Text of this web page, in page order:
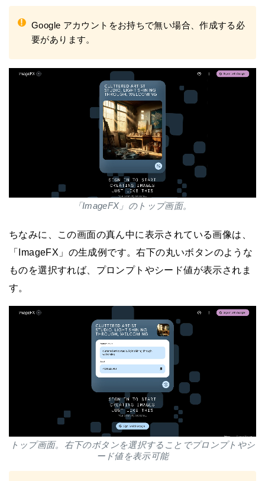
!
Google アカウントをお持ちで無い場合、作成する必
要があります。
「ImageFX」のトップ画面。
ちなみに、この画面の真ん中に表示されている画像は、
「ImageFX」の生成例です。右下の丸いボタンのような
ものを選択すれば、プロンプトやシード値が表示されま
す。
トップ画面。右下のボタンを選択することでプロンプトやシ
ード値を表示可能